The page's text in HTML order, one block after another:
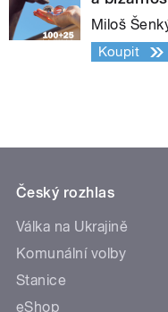
Miloš
Koupit
Český rozhlas
Válka na Ukrajině
Komunální volby
Stanice
eShop